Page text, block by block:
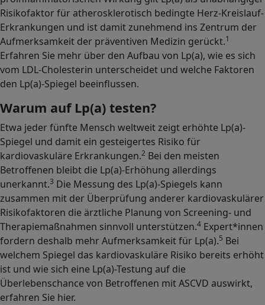
Risikofaktor für atherosklerotisch bedingte Herz-Kreislauf-
Erkrankungen und ist damit zunehmend ins Zentrum der
Aufmerksamkeit der präventiven Medizin gerückt.1
Erfahren Sie mehr über den Aufbau von Lp(a), wie es sich
vom LDL-Cholesterin unterscheidet und welche Faktoren
den Lp(a)-Spiegel beeinflussen.
Warum auf Lp(a) testen?
Etwa jeder fünfte Mensch weltweit zeigt erhöhte Lp(a)-
Spiegel und damit ein gesteigertes Risiko für
kardiovaskuläre Erkrankungen.2 Bei den meisten
Betroffenen bleibt die Lp(a)-Erhöhung allerdings
unerkannt.3 Die Messung des Lp(a)-Spiegels kann
zusammen mit der Überprüfung anderer kardiovaskulärer
Risikofaktoren die ärztliche Planung von Screening- und
Therapiemaßnahmen sinnvoll unterstützen.4 Expert*innen
fordern deshalb mehr Aufmerksamkeit für Lp(a).5 Bei
welchem Spiegel das kardiovaskuläre Risiko bereits erhöht
ist und wie sich eine Lp(a)-Testung auf die
Überlebenschance von Betroffenen mit ASCVD auswirkt,
erfahren Sie hier.